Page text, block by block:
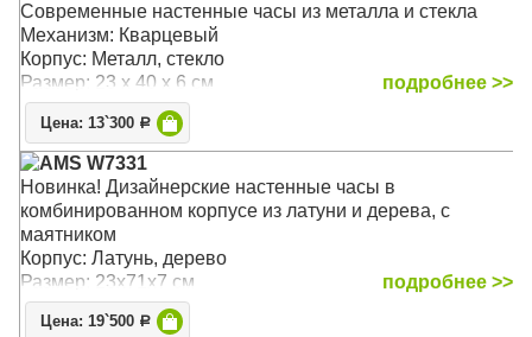
Современные настенные часы из металла и стекла
Механизм: Кварцевый
Корпус: Металл, стекло
Размер: 23 х 40 х 6 см
подробнее >>
Цена: 13`300 Р
AMS W7331
Новинка! Дизайнерские настенные часы в
комбинированном корпусе из латуни и дерева, с
маятником
Корпус: Латунь, дерево
Размер: 23х71х7 см
подробнее >>
Цена: 19`500 Р